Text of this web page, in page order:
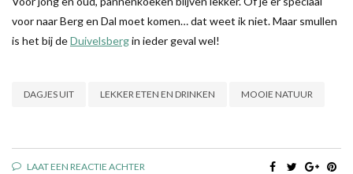
voor naar Berg en Dal moet komen… dat weet ik niet. Maar smullen
is het bij deDuivelsbergin ieder geval wel!
DAGJES UIT LEKKER ETEN EN DRINKEN MOOIE NATUUR
LAAT EEN REACTIE ACHTER